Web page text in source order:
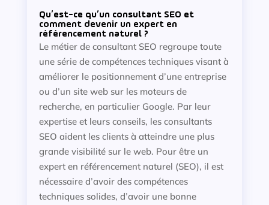
Qu’est-ce qu’un consultant SEO et
comment devenir un expert en
référencement naturel ?
Le métier de consultant SEO regroupe toute
une série de compétences techniques visant à
améliorer le positionnement d’une entreprise
ou d’un site web sur les moteurs de
recherche, en particulier Google. Par leur
expertise et leurs conseils, les consultants
SEO aident les clients à atteindre une plus
grande visibilité sur le web. Pour être un
expert en référencement naturel (SEO), il est
nécessaire d’avoir des compétences
techniques solides, d’avoir une bonne